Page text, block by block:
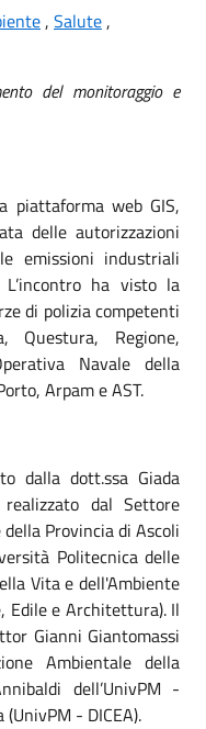
, Salute,
del monitoraggio e
piattaforma web GIS,
delle autorizzazioni
emissioni industriali
ha visto la
di polizia competenti
Regione,
Navale della
Arpam e AST.
dalla dott.ssa Giada
dal Settore
Provincia di Ascoli
Politecnica delle
Vita e dell'Ambiente
Edile e Architettura). Il
Gianni Giantomassi
Ambientale della
dell’UnivPM -
- DICEA).